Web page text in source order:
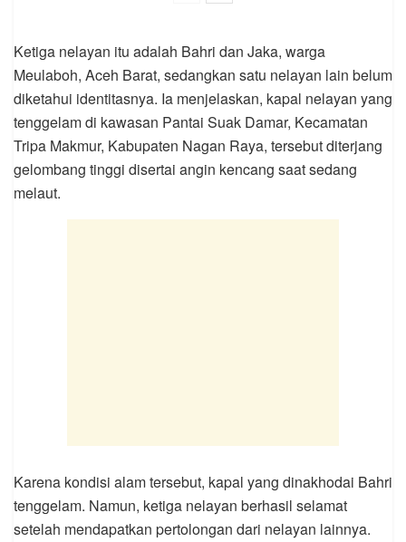
Ketiga nelayan itu adalah Bahri dan Jaka, warga
Meulaboh, Aceh Barat, sedangkan satu nelayan lain belum
diketahui identitasnya. Ia menjelaskan, kapal nelayan yang
tenggelam di kawasan Pantai Suak Damar, Kecamatan
Tripa Makmur, Kabupaten Nagan Raya, tersebut diterjang
gelombang tinggi disertai angin kencang saat sedang
melaut.
Karena kondisi alam tersebut, kapal yang dinakhodai Bahri
tenggelam. Namun, ketiga nelayan berhasil selamat
setelah mendapatkan pertolongan dari nelayan lainnya.